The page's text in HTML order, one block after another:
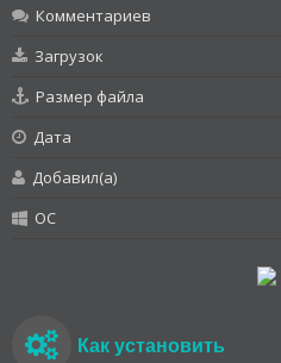
Комментариев
Загрузок
Размер файла
Дата
Добавил(а)
OC
Как установить